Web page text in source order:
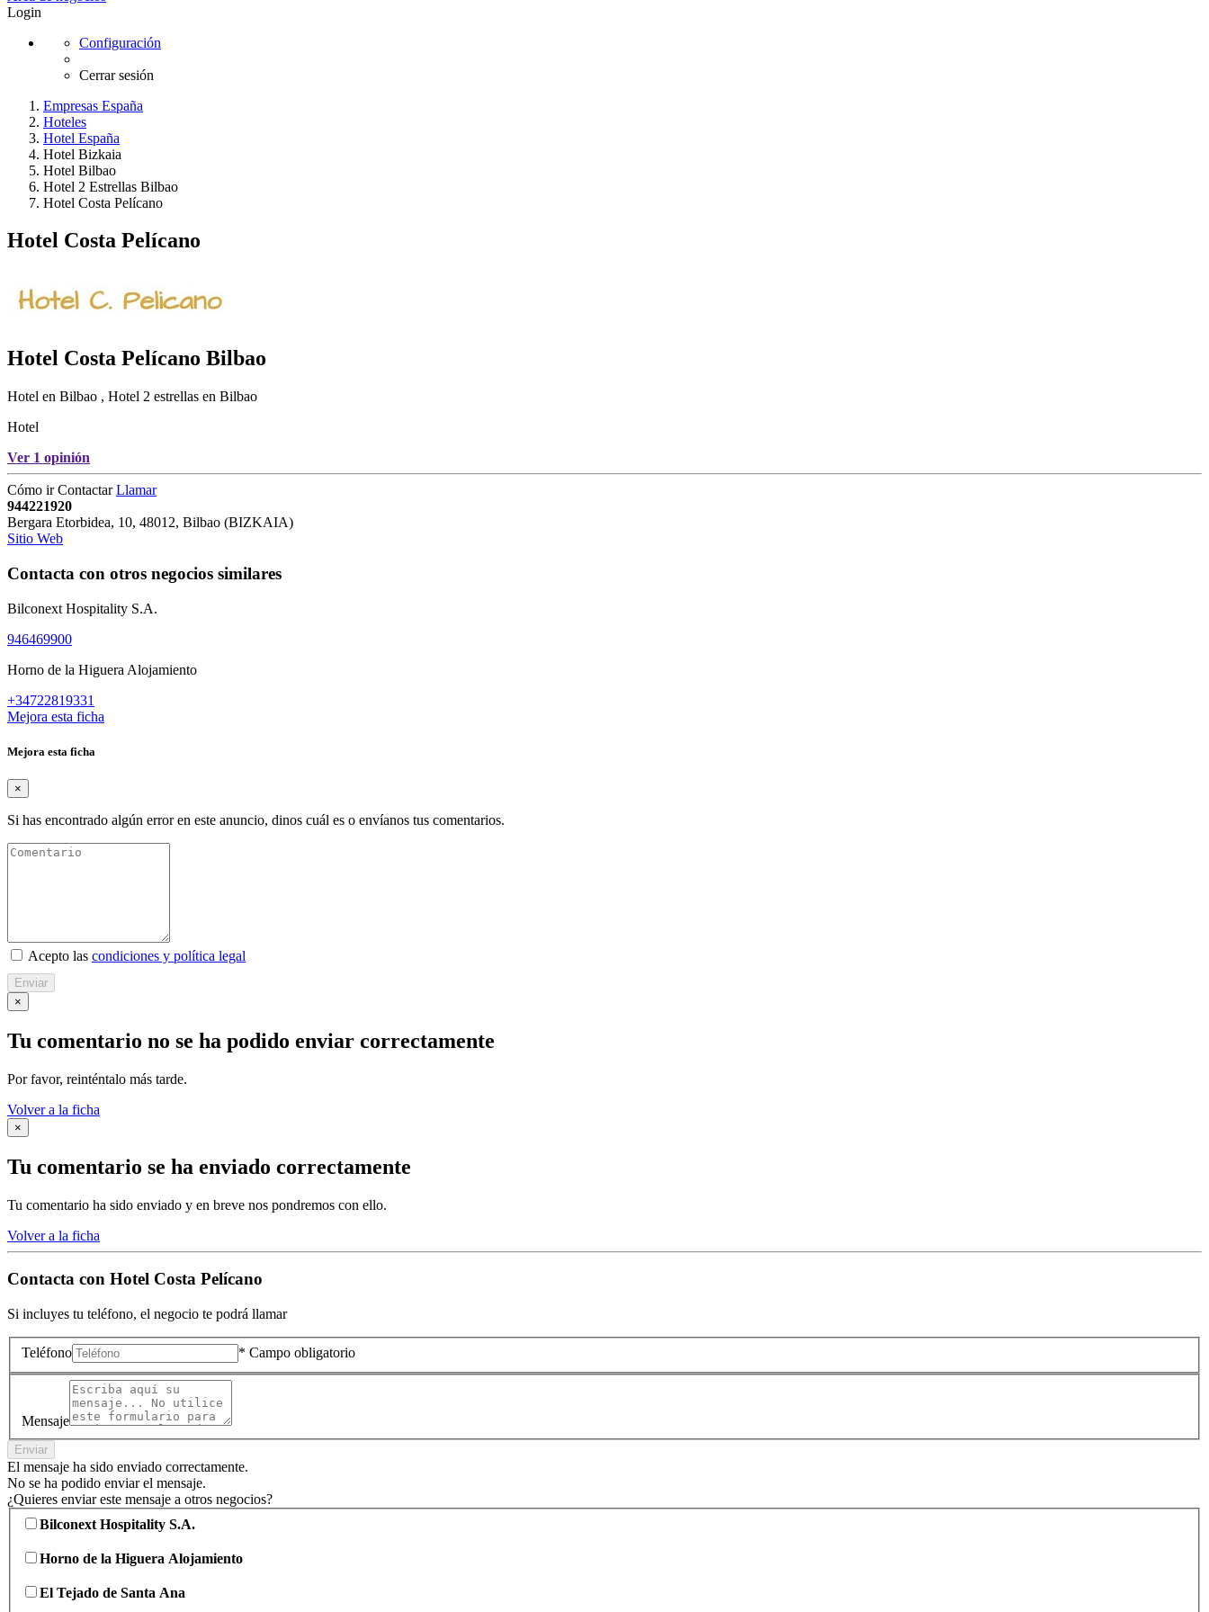
Login
Configuración
Cerrar sesión
Empresas España
Hoteles
Hotel España
Hotel Bizkaia
Hotel Bilbao
Hotel 2 Estrellas Bilbao
Hotel Costa Pelícano
Hotel Costa Pelícano
Hotel Costa Pelícano Bilbao
Hotel en Bilbao , Hotel 2 estrellas en Bilbao
Hotel
Ver 1 opinión
Cómo irContactarLlamar
944221920
Bergara Etorbidea, 10, 48012, Bilbao (BIZKAIA)
Sitio Web
Contacta con otros negocios similares
Bilconext Hospitality S.A.
946469900
Horno de la Higuera Alojamiento
+34722819331
Mejora esta ficha
Mejora esta ficha
×
Si has encontrado algún error en este anuncio, dinos cuál es o envíanos tus comentarios.
Acepto las condiciones y política legal
Enviar
×
Tu comentario no se ha podido enviar correctamente
Por favor, reinténtalo más tarde.
Volver a la ficha
×
Tu comentario se ha enviado correctamente
Tu comentario ha sido enviado y en breve nos pondremos con ello.
Volver a la ficha
Contacta con Hotel Costa Pelícano
Si incluyes tu teléfono, el negocio te podrá llamar
Teléfono * Campo obligatorio
Mensaje
Enviar
El mensaje ha sido enviado correctamente.
No se ha podido enviar el mensaje.
¿Quieres enviar este mensaje a otros negocios?
Bilconext Hospitality S.A.
Horno de la Higuera Alojamiento
El Tejado de Santa Ana